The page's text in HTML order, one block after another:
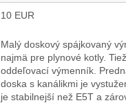
10 EUR
Malý doskový spájkovaný
najmä pre plynové kotly.
oddeľovací výmenník.
doska s kanálikmi je
je stabilnejší než E5T a